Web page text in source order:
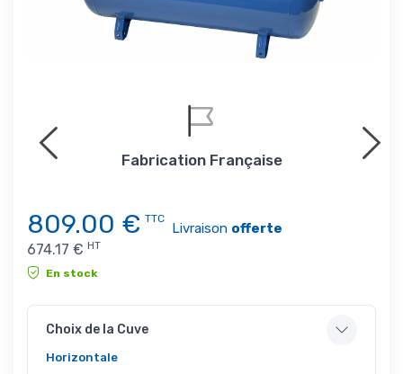
Fabrication Française
809.00 € TTC
Livraison offerte
674.17 € HT
En stock
Choix de la Cuve
Horizontale